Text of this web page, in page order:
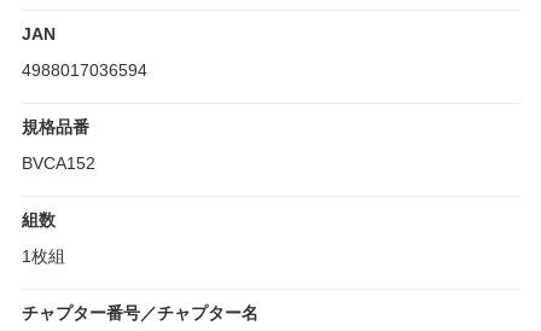
JAN
4988017036594
規格品番
BVCA152
組数
1枚組
チャプター番号／チャプター名